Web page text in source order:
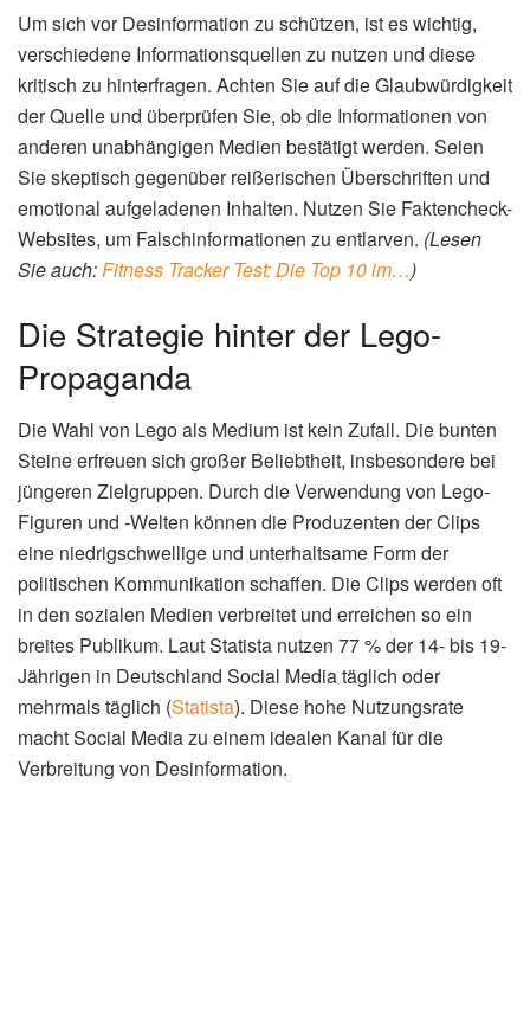
iranischen Studio produziert und verbreitet werden. Wie
Heiseberichtet, nutzen die Macher die Popularität der
bunten Steine, um politische Botschaften zu transportieren
und die öffentliche Meinung zu beeinflussen.(Lesen Sie
auch:#TGIQF: Das Quiz rund um Spam-E-Mails)
Was bedeutet das für Bürger?
Die Verbreitung von Desinformation durch Lego-Clips mag
auf den ersten Blick harmlos erscheinen, doch sie birgt
durchaus Gefahren für Bürger. Die animierten Kurzfilme
sind oft so gestaltet, dass sie komplexe politische
Sachverhalte vereinfachen und emotionalisieren. Dadurch
informieren und falsche Vorstellungen entwickeln. Es ist
daher wichtig, sich bewusst zu machen, dass auch
vermeintlich harmlose Inhalte im Netz politische Zwecke
verfolgen können und kritisch hinterfragt werden sollten.
Die Fähigkeit zur Medienkompetenz und Quellenkritik ist in
Zeiten wie diesen unerlässlich.
Wie kann man sich vor Desinformation
schützen?
Um sich vor Desinformation zu schützen, ist es wichtig,
verschiedene Informationsquellen zu nutzen und diese